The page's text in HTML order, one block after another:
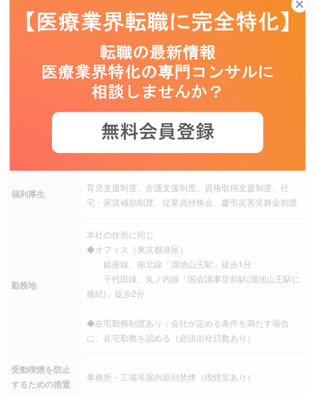
完全週休二日制（土日曜日）、祝日、年末年始、有給休
暇、慶弔休暇、産前産後休暇、介護休暇、年間休日120日
以上
その他 ※年間休日122日（2024年度）
その他 確定拠出年金制度あり
健康保険、厚生年金保険、雇用保険、労災保険
福利厚生
育児支援制度、介護支援制度、資格取得支援制度、社
宅・家賃補助制度、従業員持株会、慶弔災害見舞金制度
勤務地
本社の住所に同じ
◆オフィス（東京都港区）
銀座線、南北線「溜池山王駅」徒歩1分
千代田線、丸ノ内線「国会議事堂前駅(溜池山王駅に
接続)」徒歩2分
◆在宅勤務制度あり：会社が定める条件を満たす場合
に、在宅勤務を認める（必須出社日数あり）
受動喫煙を防止
するための措置
事務所・工場等屋内原則禁煙（喫煙室あり）